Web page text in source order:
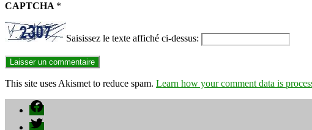
CAPTCHA *
Saisissez le texte affiché ci-dessus:
This site uses Akismet to reduce spam. Learn how your comment data is
Facebook
Twitter